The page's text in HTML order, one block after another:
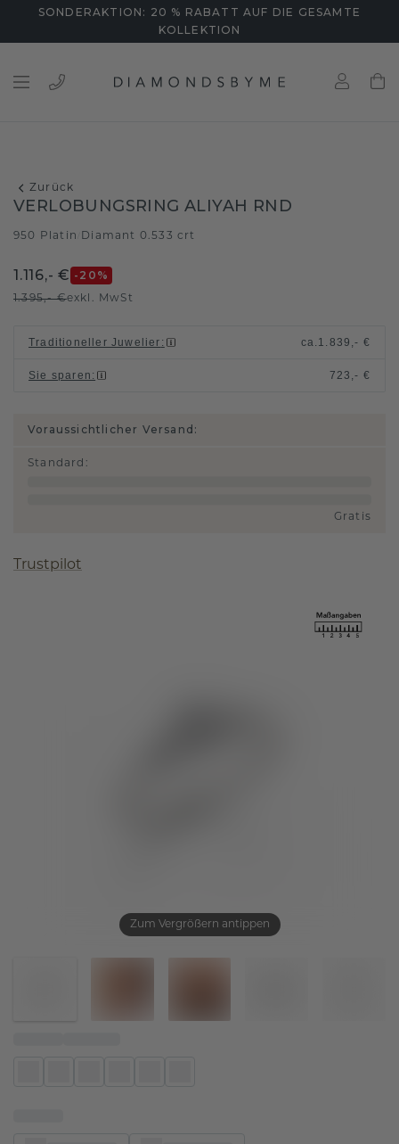
SONDERAKTION: 20 % RABATT AUF DIE GESAMTE
KOLLEKTION
Zurück
Zum Vergrößern antippen
VERLOBUNGSRING ALIYAH RND
950 Platin Diamant 0.533 crt
1.116,- € -20 %
1.395,- €exkl. MwSt
Traditioneller Juwelier : ca. 1.839,- €
Sie sparen : 723,- €
Voraussichtlicher Versand:
Standard :
Gratis
Trustpilot